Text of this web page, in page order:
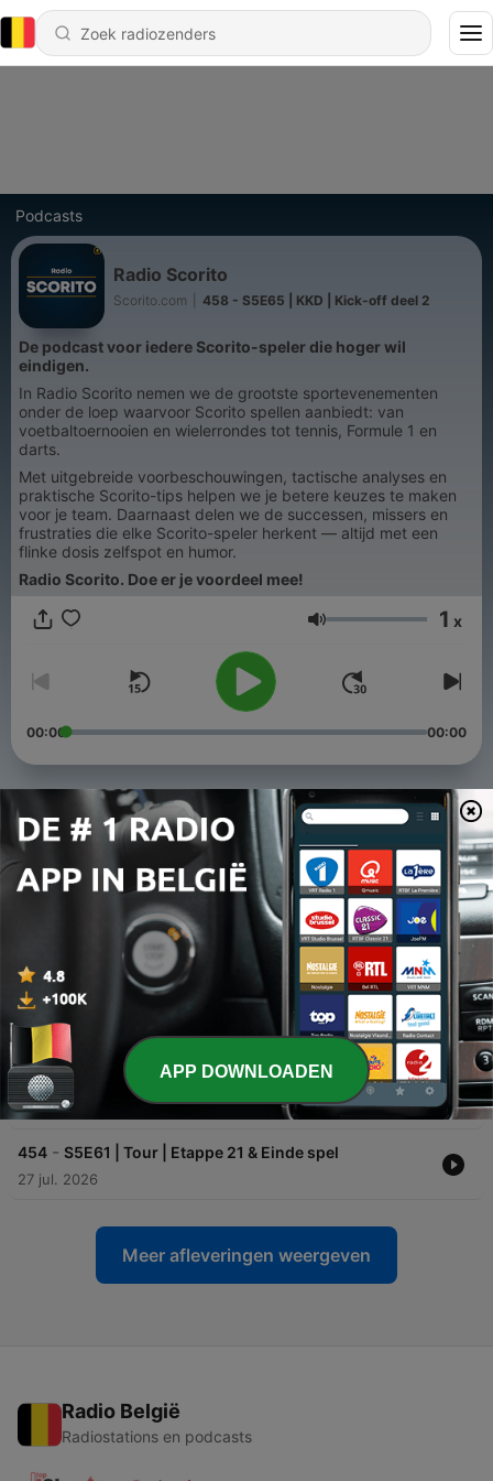
Podcasts
Radio Scorito
Scorito.com 458 - S5E65 | KKD | Kick-off deel 2
De podcast voor iedere Scorito-speler die hoger wil
eindigen.
In Radio Scorito nemen we de grootste sportevenementen
onder de loep waarvoor Scorito spellen aanbiedt: van
voetbaltoernooien en wielerrondes tot tennis, Formule 1 en
darts.
Met uitgebreide voorbeschouwingen, tactische analyses en
praktische Scorito-tips helpen we je betere keuzes te maken
voor je team. Daarnaast delen we de successen, missers en
frustraties die elke Scorito-speler herkent — altijd met een
flinke dosis zelfspot en humor.
Radio Scorito. Doe er je voordeel mee!
Volume 1 x
00:00 00:00
Afleveringen
458 - S5E65 | KKD | Kick-off deel 2
03 aug. 2026
S5E64 | Eredivisie | Kick-off deel 2
03 aug. 2026
456 - S5E63 | KKD | Kick-off deel 1
27 jul. 2026
455 - S5E62 | Eredivisie | Kick-off deel 1
27 jul. 2026
454 - S5E61 | Tour | Etappe 21 & Einde spel
27 jul. 2026
Meer afleveringen weergeven
Radio België
Radiostations en podcasts
APP DOWNLOADEN